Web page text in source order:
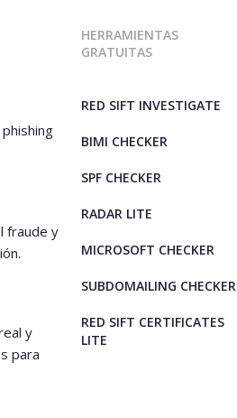
fraude y
y
para
HERRAMIENTAS
GRATUITAS
RED SIFT INVESTIGATE
BIMI CHECKER
SPF CHECKER
RADAR LITE
MICROSOFT CHECKER
SUBDOMAILING CHECKER
RED SIFT CERTIFICATES
LITE